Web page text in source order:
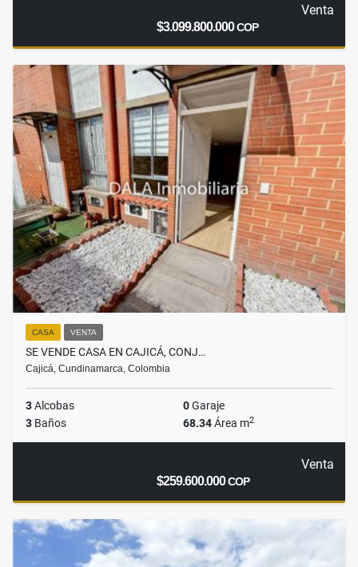
Venta
$3.099.800.000COP
CASA VENTA
SE VENDE CASA EN CAJICÁ, CONJ…
Cajicá, Cundinamarca, Colombia
3Alcobas 0Garaje
3 Baños 68.34Área m2
Venta
$259.600.000COP